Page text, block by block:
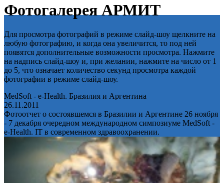
Фотогалерея АРМИТ
Для просмотра фотографий в режиме слайд-шоу щелкните на
любую фотографию, и когда она увеличится, то под ней
появятся дополнительные возможности просмотра. Нажмите
на надпись слайд-шоу и, при желании, нажмите на число от 1
до 5, что означает количество секунд просмотра каждой
фотографии в режиме слайд-шоу.
MedSoft - e-Health. Бразилия и Аргентина
26.11.2011
Фотоотчет о состоявшемся в Бразилии и Аргентине 26 ноября
- 7 декабря очередном международном симпозиуме MedSoft -
e-Health. IT в современном здравоохранении.